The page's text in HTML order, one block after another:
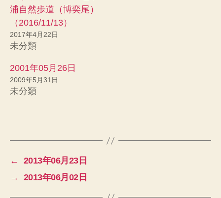
ン
ド
ウ
で
開
き
浦自然歩道（博奕尾）
（2016/11/13）
2017年4月22日
未分類
2001年05月26日
2009年5月31日
未分類
←
2013年06月23日
→
2013年06月02日